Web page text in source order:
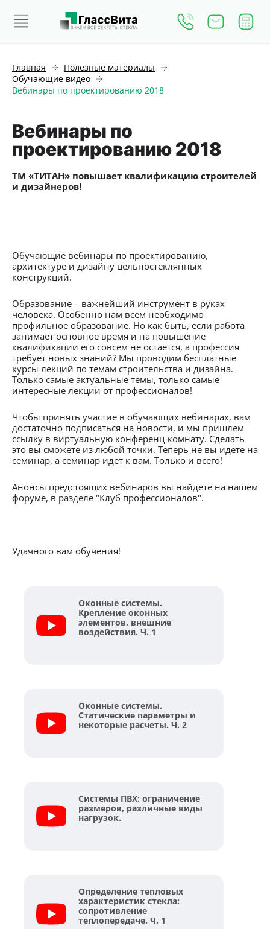
Главная
Полезные материалы
Обучающие видео
Вебинары по проектированию 2018
Вебинары по
проектированию 2018
ТМ «ТИТАН» повышает квалификацию строителей
и дизайнеров!
Обучающие вебинары по проектированию,
архитектуре и дизайну цельностеклянных
конструкций.
Образование – важнейший инструмент в руках
человека. Особенно нам всем необходимо
профильное образование. Но как быть, если работа
занимает основное время и на повышение
квалификации его совсем не остается, а профессия
требует новых знаний? Мы проводим бесплатные
курсы лекций по темам строительства и дизайна.
Только самые актуальные темы, только самые
интересные лекции от профессионалов!
Чтобы принять участие в обучающих вебинарах, вам
достаточно подписаться на новости, и мы пришлем
ссылку в виртуальную конференц-комнату. Сделать
это вы сможете из любой точки. Теперь не вы идете на
семинар, а семинар идет к вам. Только и всего!
Анонсы предстоящих вебинаров вы найдете на нашем
форуме, в разделе "Клуб профессионалов".
Удачного вам обучения!
Оконные системы.
Крепление оконных
элементов, внешние
воздействия. Ч. 1
Оконные системы.
Статические параметры и
некоторые расчеты. Ч. 2
Системы ПВХ: ограничение
размеров, различные виды
нагрузок.
Определение тепловых
характеристик стекла:
сопротивление
теплопередаче. Ч. 1